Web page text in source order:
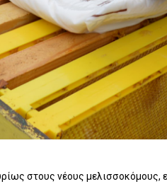
στους νέους μελισσοκόμους,